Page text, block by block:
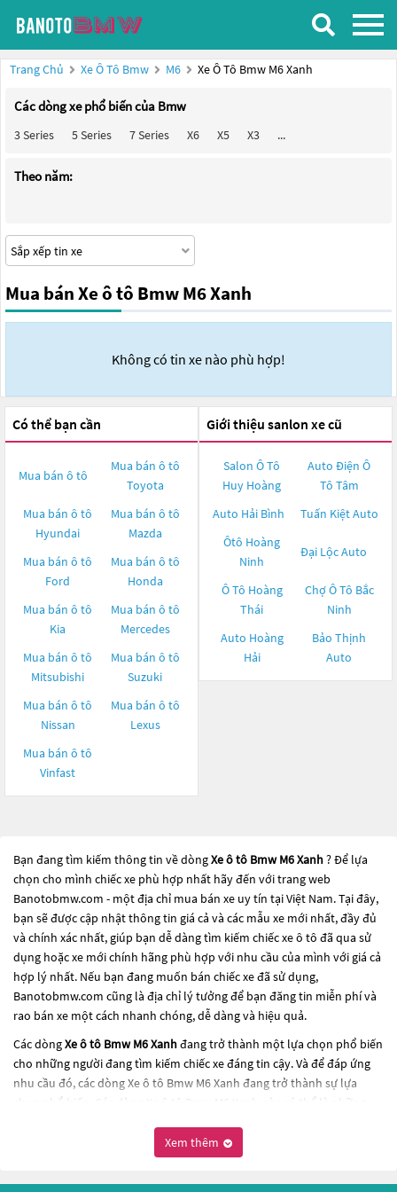
Trang Chủ Xe Ô Tô Bmw M6 Xe Ô Tô Bmw M6 Xanh
Các dòng xe phổ biến của Bmw
3 Series 5 Series 7 Series X6 X5 X3 ...
Theo năm:
Mua bán Xe ô tô Bmw M6 Xanh
Không có tin xe nào phù hợp!
Có thể bạn cần
Mua bán ô tô
Mua bán ô tô
Toyota
Mua bán ô tô
Hyundai
Mua bán ô tô
Mazda
Mua bán ô tô
Ford
Mua bán ô tô
Honda
Mua bán ô tô
Kia
Mua bán ô tô
Mercedes
Mua bán ô tô
Mitsubishi
Mua bán ô tô
Suzuki
Mua bán ô tô
Nissan
Mua bán ô tô
Lexus
Mua bán ô tô
Vinfast
Giới thiệu sanlon xe cũ
Salon Ô Tô
Huy Hoàng
Auto Điện Ô
Tô Tâm
Auto Hải Bình
Tuấn Kiệt Auto
Ôtô Hoàng
Ninh
Đại Lộc Auto
Ô Tô Hoàng
Thái
Chợ Ô Tô Bắc
Ninh
Auto Hoàng
Hải
Bảo Thịnh
Auto
Bạn đang tìm kiếm thông tin về dòngXe ô tô Bmw M6 Xanh? Để lựa
chọn cho mình chiếc xe phù hợp nhất hãy đến với trang web
Banotobmw.com - một địa chỉ mua bán xe uy tín tại Việt Nam. Tại đây,
bạn sẽ được cập nhật thông tin giá cả và các mẫu xe mới nhất, đầy đủ
và chính xác nhất, giúp bạn dễ dàng tìm kiếm chiếc xe ô tô đã qua sử
dụng hoặc xe mới chính hãng phù hợp với nhu cầu của mình với giá cả
hợp lý nhất. Nếu bạn đang muốn bán chiếc xe đã sử dụng,
Banotobmw.com cũng là địa chỉ lý tưởng để bạn đăng tin miễn phí và
rao bán xe một cách nhanh chóng, dễ dàng và hiệu quả.
Các dòngXe ô tô Bmw M6 Xanhđang trở thành một lựa chọn phổ biến
cho những người đang tìm kiếm chiếc xe đáng tin cậy. Và để đáp ứng
nhu cầu đó, các dòngXe ô tô Bmw M6 Xanh đang trở thành sự lựa
chọn phổ biến. Các dòng
Xe ô tô Bmw M6 Xanh
này có thể là những
hiện đại và công nghệ tiên tiến. Các dòngXe ô tô Bmw M6 Xanh
đều được kiểm tra và bảo dưỡng kỹ lưỡng để đảm bảo chất lượng và
hiệu suất tốt nhất. Nếu bạn đang tìm kiếm một chiếc xe, hãy khám
Xem thêm